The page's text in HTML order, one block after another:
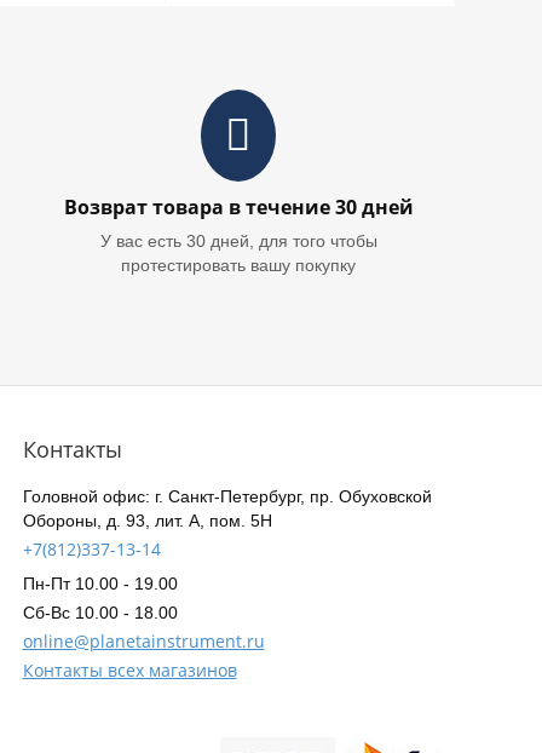
Возврат товара в течение 30 дней
У вас есть 30 дней, для того чтобы
протестировать вашу покупку
Контакты
Головной офис: г. Санкт-Петербург, пр. Обуховской
Обороны, д. 93, лит. А, пом. 5Н
+7(812)337-13-14
Пн-Пт 10.00 - 19.00
Сб-Вс 10.00 - 18.00
online@planetainstrument.ru
Контакты всех магазинов